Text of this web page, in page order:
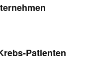
Patienten